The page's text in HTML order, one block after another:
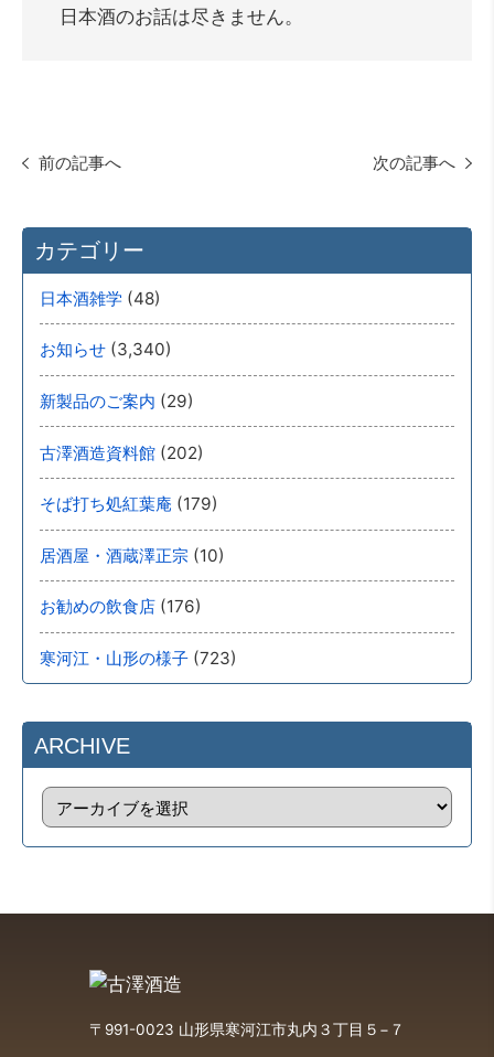
日本酒のお話は尽きません。
前の記事へ 次の記事へ
カテゴリー
日本酒雑学 (48)
お知らせ (3,340)
新製品のご案内 (29)
古澤酒造資料館 (202)
そば打ち処紅葉庵 (179)
居酒屋・酒蔵澤正宗 (10)
お勧めの飲食店 (176)
寒河江・山形の様子 (723)
ARCHIVE
〒991-0023 山形県寒河江市丸内３丁目５−７